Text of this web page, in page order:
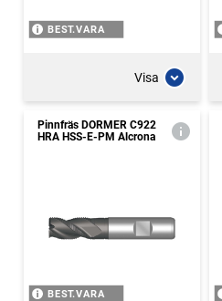
BEST.VARA
Visa
Pinnfräs DORMER C922
HRA HSS-E-PM Alcrona
BEST.VARA